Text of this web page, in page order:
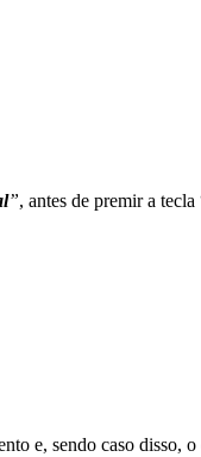
”, antes de premir a tecla
e, sendo caso disso,